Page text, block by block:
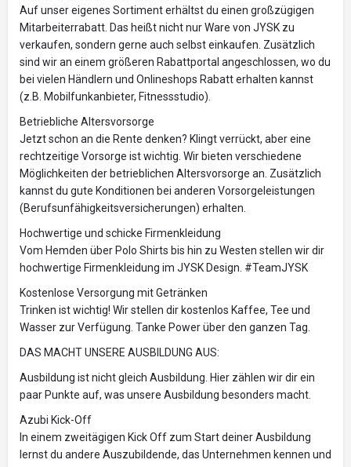
Auf unser eigenes Sortiment erhältst du einen großzügigen
Mitarbeiterrabatt. Das heißt nicht nur Ware von JYSK zu
verkaufen, sondern gerne auch selbst einkaufen. Zusätzlich
sind wir an einem größeren Rabattportal angeschlossen, wo du
bei vielen Händlern und Onlineshops Rabatt erhalten kannst
(z.B. Mobilfunkanbieter, Fitnessstudio).
Betriebliche Altersvorsorge
Jetzt schon an die Rente denken? Klingt verrückt, aber eine
rechtzeitige Vorsorge ist wichtig. Wir bieten verschiedene
Möglichkeiten der betrieblichen Altersvorsorge an. Zusätzlich
kannst du gute Konditionen bei anderen Vorsorgeleistungen
(Berufsunfähigkeitsversicherungen) erhalten.
Hochwertige und schicke Firmenkleidung
Vom Hemden über Polo Shirts bis hin zu Westen stellen wir dir
hochwertige Firmenkleidung im JYSK Design. #TeamJYSK
Kostenlose Versorgung mit Getränken
Trinken ist wichtig! Wir stellen dir kostenlos Kaffee, Tee und
Wasser zur Verfügung. Tanke Power über den ganzen Tag.
DAS MACHT UNSERE AUSBILDUNG AUS:
Ausbildung ist nicht gleich Ausbildung. Hier zählen wir dir ein
paar Punkte auf, was unsere Ausbildung besonders macht.
Azubi Kick-Off
In einem zweitägigen Kick Off zum Start deiner Ausbildung
lernst du andere Auszubildende, das Unternehmen kennen und